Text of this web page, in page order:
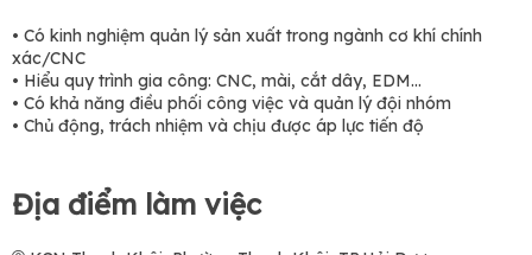
• Có kinh nghiệm quản lý sản xuất trong ngành cơ khí chính
xác/CNC
• Hiểu quy trình gia công: CNC, mài, cắt dây, EDM…
• Có khả năng điều phối công việc và quản lý đội nhóm
• Chủ động, trách nhiệm và chịu được áp lực tiến độ
Địa điểm làm việc